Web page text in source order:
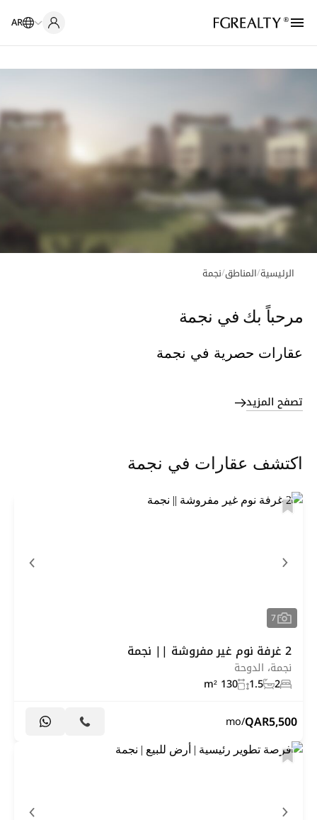
AR
الرئيسية/المناطق/نجمة
مرحباً بك في نجمة
عقارات حصرية في نجمة
تصفح المزيد
اكتشف عقارات في نجمة
7
2 غرفة نوم غير مفروشة || نجمة
نجمة، الدوحة
2
1.5
130 m²
5,500
QAR
/mo